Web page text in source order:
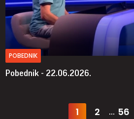
POBEDNIK
Pobednik - 22.06.2026.
1 2 ... 56